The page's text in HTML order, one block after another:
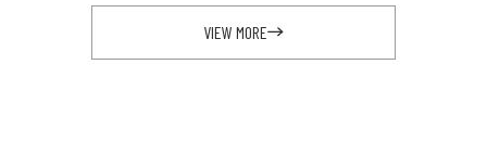
VIEW MORE